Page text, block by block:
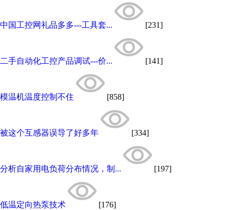
中国工控网礼品多多---工具套... [231]
二手自动化工控产品调试---价... [141]
模温机温度控制不住 [858]
被这个互感器误导了好多年 [334]
分析自家用电负荷分布情况，制... [197]
低温定向热泵技术 [176]